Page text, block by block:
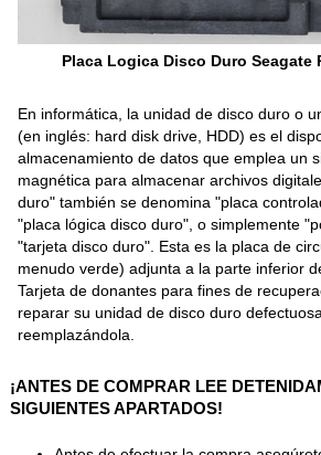
Placa Logica Disco Duro Seagate
En informática, la unidad de disco duro o
(en inglés: hard disk drive, HDD) es el
almacenamiento de datos que emplea un
magnética para almacenar archivos
duro" también se denomina "placa
"placa lógica disco duro", o simplemente
"tarjeta disco duro". Esta es la placa de
menudo verde) adjunta a la parte inferior
Tarjeta de donantes para fines de
reparar su unidad de disco duro
reemplazándola.
¡ANTES DE COMPRAR LEE
SIGUIENTES APARTADOS!